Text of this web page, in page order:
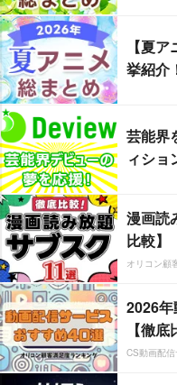
【夏
挙紹介
芸能界
ィショ
漫画読
比較】
オリコン顧
2026
【徹底
CS動画配